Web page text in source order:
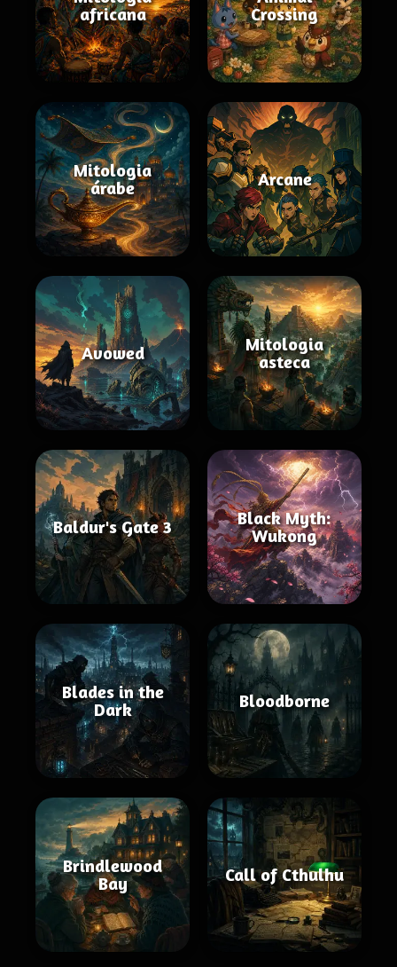
africana
Crossing
Mitologia
árabe
Arcane
Avowed
Mitologia
asteca
Baldur's Gate 3
Black Myth:
Wukong
Blades in the
Dark
Bloodborne
Brindlewood
Bay
Call of Cthulhu